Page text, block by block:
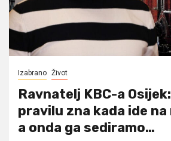
Izabrano Život
Ravnatelj KBC-a
pravilu zna kada ide
a onda ga sediramo…